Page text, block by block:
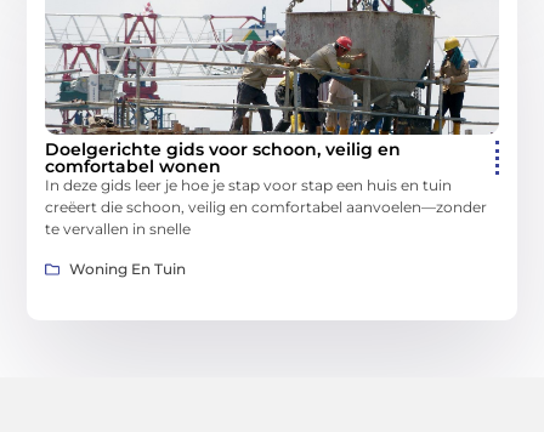
Doelgerichte gids voor schoon, veilig en
comfortabel wonen
In deze gids leer je hoe je stap voor stap een huis en tuin
creëert die schoon, veilig en comfortabel aanvoelen—zonder
te vervallen in snelle
Woning En Tuin